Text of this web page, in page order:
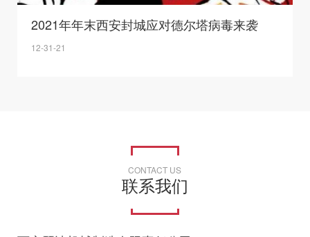
2021年年末西安封城应对德尔塔病毒来袭
12-31-21
CONTACT US
联系我们